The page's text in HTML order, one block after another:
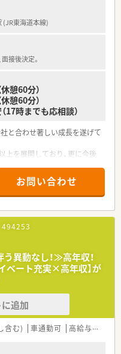
(JR東海道本線)
接後決定。
憩60分）
60分）
17時までも応相談）
と合わせ著しい成長を遂げて
を展開しており、更に今後
」会社という社長のお考えも
風通しに自信があります。
、実績が多数ある会社です。
酬点数の算定要件、公費や保
務以外の薬局経営に関わる全
が女性です。管理薬剤師とし
く、上を目指せる環境もあり
り、サポートするために産
多数あります。
復帰を考えている女性をサポ
、勤務管理などを実施してお
お問い合わせ
494253
異動なし！≫高年収！
ベート充実×高年収】が
追加
含む) 車通勤可 高給与(600万円以上)